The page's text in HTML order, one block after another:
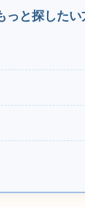
っと探したい